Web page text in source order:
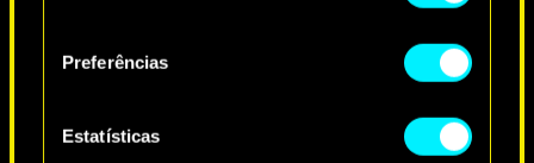
Você encontrará todos os detalhes sobre o uso
de cookies e poderá ajustar as suas preferências
Preferências
Estatísticas